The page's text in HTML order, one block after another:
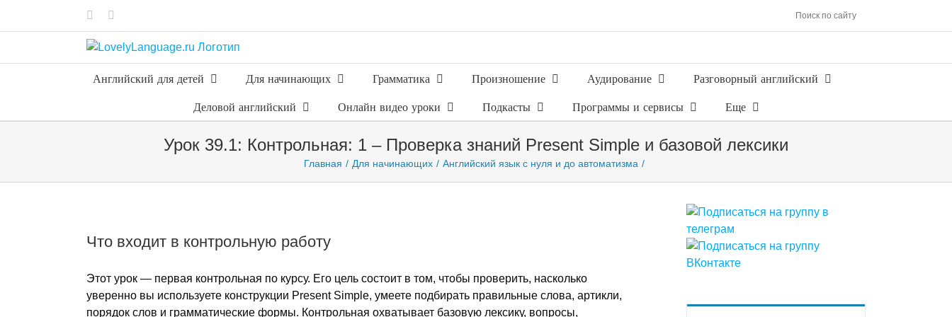
Поиск по сайту
Английский для детей Для начинающих Грамматика Произношение Аудирование Разговорный английский
Деловой английский Онлайн видео уроки Подкасты Программы и сервисы Еще
Урок 39.1: Контрольная: 1 – Проверка знаний Present Simple и базовой лексики
Главная Для начинающих Английский язык с нуля и до автоматизма
Что входит в контрольную работу
Этот урок — первая контрольная по курсу. Его цель состоит в том, чтобы проверить, насколько
уверенно вы используете конструкции Present Simple, умеете подбирать правильные слова, артикли,
порядок слов и грамматические формы. Контрольная охватывает базовую лексику, вопросы,